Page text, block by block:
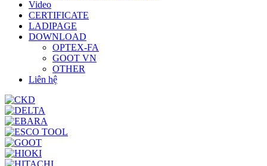
Video
CERTIFICATE
LADIPAGE
DOWNLOAD
OPTEX-FA
GOOT VN
OTHER
Liên hệ